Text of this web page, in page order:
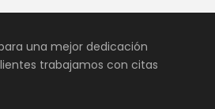
una mejor dedicación
trabajamos con citas